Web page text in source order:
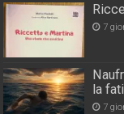
7
la
7